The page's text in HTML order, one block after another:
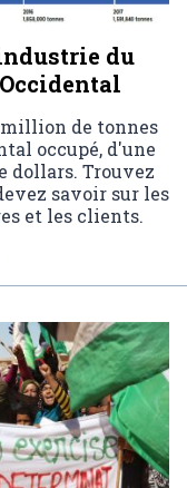
du
million de tonnes
occupé, d'une
dollars. Trouvez
savoir sur les
et les clients.